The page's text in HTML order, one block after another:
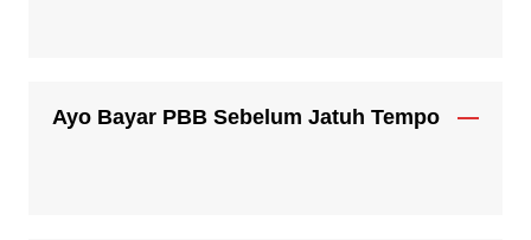
Ayo Bayar PBB Sebelum Jatuh Tempo